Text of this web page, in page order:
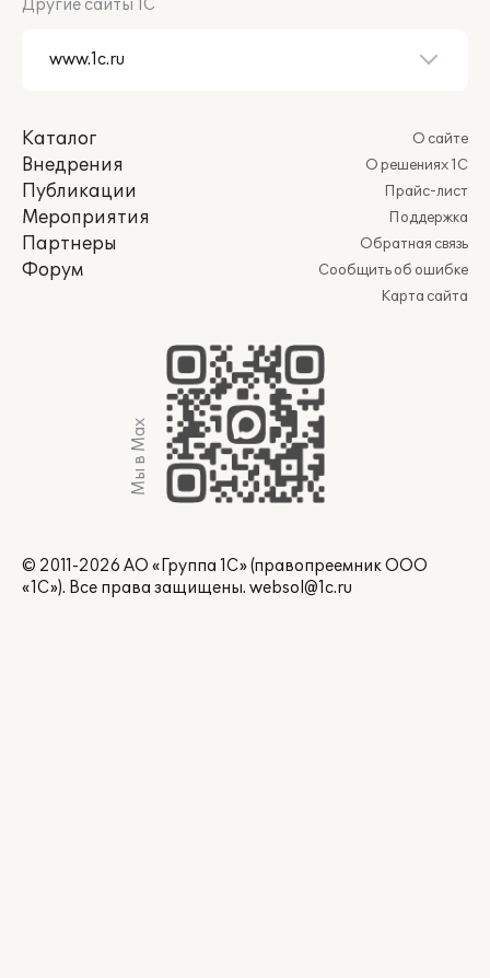
Другие сайты 1С
Каталог
Внедрения
Публикации
Мероприятия
Партнеры
Форум
О сайте
О решениях 1С
Прайс-лист
Поддержка
Обратная связь
Сообщить об ошибке
Карта сайта
Мы в Max
© 2011-2026 АО «Группа 1С» (правопреемник ООО
«1С»). Все права защищены. websol@1c.ru